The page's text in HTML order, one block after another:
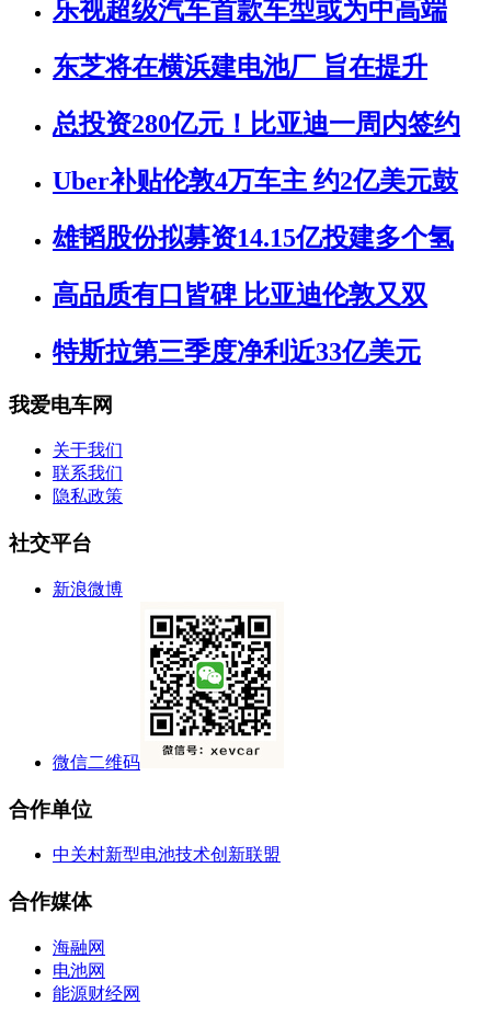
乐视超级汽车首款车型或为中高端
东芝将在横浜建电池厂 旨在提升
总投资280亿元！比亚迪一周内签约
Uber补贴伦敦4万车主 约2亿美元鼓
雄韬股份拟募资14.15亿投建多个氢
高品质有口皆碑 比亚迪伦敦又双
特斯拉第三季度净利近33亿美元
我爱电车网
关于我们
联系我们
隐私政策
社交平台
新浪微博
微信二维码
合作单位
中关村新型电池技术创新联盟
合作媒体
海融网
电池网
能源财经网